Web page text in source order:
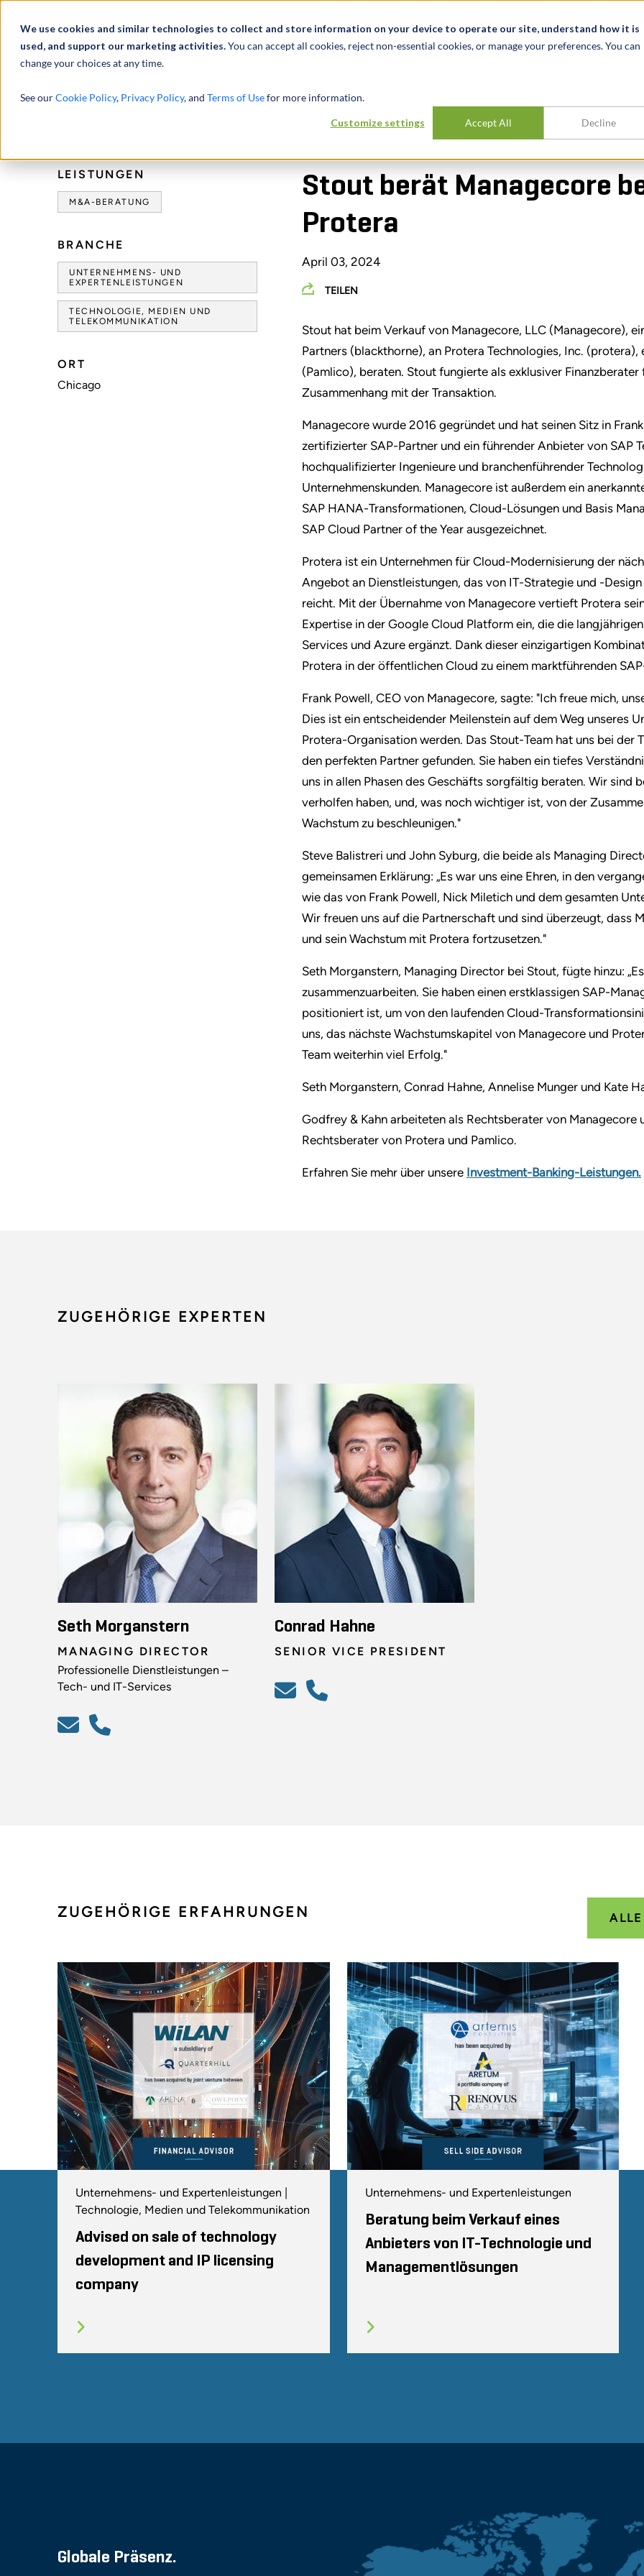
We use cookies and similar technologies to collect and store information on your device to operate our site, understand how it is
used, and support our marketing activities.You can accept all cookies, reject non-essential cookies, or manage your preferences. You can
change your choices at any time.
See ourCookie Policy, Privacy Policy, and Terms of Usefor more information.
Customize settings Accept All Decline
STOUT BERÄT MANAGECORE BEIM VERKAUF AN PROTERA
LEISTUNGEN
M&A-BERATUNG
BRANCHE
UNTERNEHMENS- UND
EXPERTENLEISTUNGEN
TECHNOLOGIE, MEDIEN UND
TELEKOMMUNIKATION
ORT
Chicago
Stout berät Managecore
Protera
April 03, 2024
TEILEN
Stout hat beim Verkauf von Managecore, LLC (Managecore),
Partners (blackthorne), an Protera Technologies, Inc.
(Pamlico), beraten. Stout fungierte als exklusiver
Zusammenhang mit der Transaktion.
Managecore wurde 2016 gegründet und hat seinen Sitz in
zertifizierter SAP-Partner und ein führender Anbieter von SAP
hochqualifizierter Ingenieure und branchenführender
Unternehmenskunden. Managecore ist außerdem ein
SAP HANA-Transformationen, Cloud-Lösungen und Basis
SAP Cloud Partner of the Year ausgezeichnet.
Protera ist ein Unternehmen für Cloud-Modernisierung der
Angebot an Dienstleistungen, das von IT-Strategie und -
reicht. Mit der Übernahme von Managecore vertieft Protera
Expertise in der Google Cloud Platform ein, die die
Services und Azure ergänzt. Dank dieser einzigartigen
Protera in der öffentlichen Cloud zu einem marktführenden
Frank Powell, CEO von Managecore, sagte: "Ich freue mich,
Dies ist ein entscheidender Meilenstein auf dem Weg unseres
Protera-Organisation werden. Das Stout-Team hat uns bei der
den perfekten Partner gefunden. Sie haben ein tiefes
uns in allen Phasen des Geschäfts sorgfältig beraten. Wir sind
verholfen haben, und, was noch wichtiger ist, von der
Wachstum zu beschleunigen."
Steve Balistreri und John Syburg, die beide als Managing
gemeinsamen Erklärung: „Es war uns eine Ehren, in den
wie das von Frank Powell, Nick Miletich und dem gesamten
Wir freuen uns auf die Partnerschaft und sind überzeugt, dass
und sein Wachstum mit Protera fortzusetzen."
Seth Morganstern, Managing Director bei Stout, fügte hinzu:
zusammenzuarbeiten. Sie haben einen erstklassigen SAP-
positioniert ist, um von den laufenden Cloud-
uns, das nächste Wachstumskapitel von Managecore und
Team weiterhin viel Erfolg."
Seth Morganstern, Conrad Hahne, Annelise Munger und Kate
Godfrey & Kahn arbeiteten als Rechtsberater von Managecore
Rechtsberater von Protera und Pamlico.
Erfahren Sie mehr über unsere Investment-Banking-Leistungen.
ZUGEHÖRIGE EXPERTEN
Seth Morganstern
MANAGING DIRECTOR
Professionelle Dienstleistungen –
Tech- und IT-Services
Conrad Hahne
SENIOR VICE PRESIDENT
ZUGEHÖRIGE ERFAHRUNGEN
Unternehmens- und Expertenleistungen |
Technologie, Medien und Telekommunikation
Advised on sale of technology
development and IP licensing
company
Unternehmens- und Expertenleistungen
Beratung beim Verkauf eines
Anbieters von IT-Technologie und
Managementlösungen
Globale Präsenz.